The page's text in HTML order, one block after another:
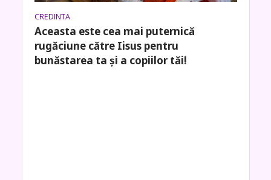
CREDINTA
Aceasta este cea mai puternică
rugăciune către Iisus pentru
bunăstarea ta și a copiilor tăi!